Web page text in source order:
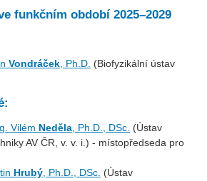
funkčním období 2025–2029
Vondráček, Ph.D. (Biofyzikální ústav
Vilém Neděla, Ph.D., DSc. (Ústav
AV ČR, v. v. i.) - místopředseda pro
Hrubý, Ph.D., DSc. (Ústav